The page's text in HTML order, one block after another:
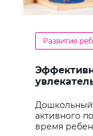
Развитие
Дошкольный
активного
время